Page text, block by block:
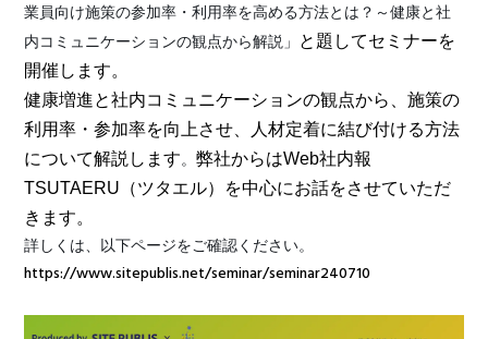
業員向け施策の参加率・利用率を高める方法とは？～健康と社
内コミュニケーションの観点から解説」 と題してセミナーを
開催します。
健康増進と社内コミュニケーションの観点から、施策の
利用率・参加率を向上させ、人材定着に結び付ける方法
について解説します。弊社からはWeb社内報
TSUTAERU（ツタエル）を中心にお話をさせていただ
きます。
詳しくは、以下ページをご確認ください。
https://www.sitepublis.net/seminar/seminar240710